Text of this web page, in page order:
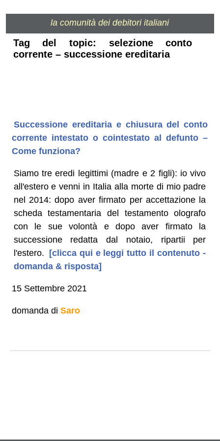
la comunità dei debitori italiani
Tag del topic: selezione conto
corrente – successione ereditaria
Successione ereditaria e chiusura del conto
corrente intestato o cointestato al defunto –
Come funziona?
Siamo tre eredi legittimi (madre e 2 figli): io vivo
all'estero e venni in Italia alla morte di mio padre
nel 2014: dopo aver firmato per accettazione la
scheda testamentaria del testamento olografo
con le sue volontà e dopo aver firmato la
successione redatta dal notaio, ripartii per
l'estero. [clicca qui e leggi tutto il contenuto -
domanda & risposta]
15 Settembre 2021
domanda di Saro